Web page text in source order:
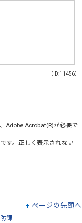
（ID:11456）
Adobe Acrobat(R)が必要で
す。正しく表示されない
ページの先頭へ
課